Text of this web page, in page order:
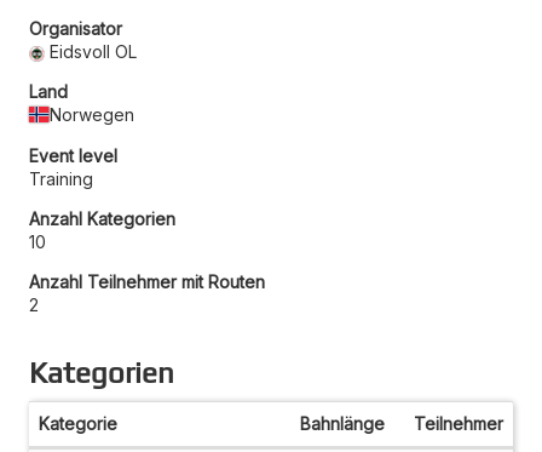
Organisator
Eidsvoll OL
Land
Norwegen
Event level
Training
Anzahl Kategorien
10
Anzahl Teilnehmer mit Routen
2
Kategorien
Kategorie Bahnlänge Teilnehmer